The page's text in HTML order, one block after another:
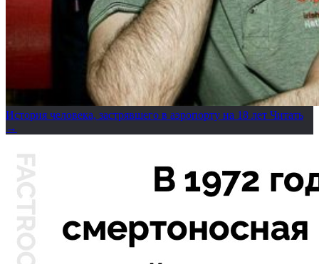
История человека, застрявшего в аэропорту на 18 лет Читать
→